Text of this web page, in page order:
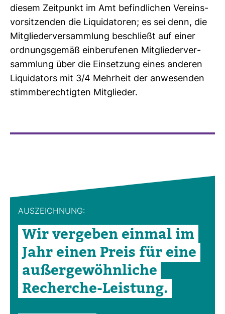
diesem Zeit­punkt im Amt befind­li­chen Ver­eins­
vor­sit­zenden die Liqui­da­toren; es sei denn, die
Mit­glie­der­ver­samm­lung beschließt auf einer
ord­nungs­gemäß ein­be­ru­fenen Mit­glie­der­ver­
samm­lung über die Ein­set­zung eines anderen
Liqui­da­tors mit 3/4 Mehr­heit der anwe­senden
stimm­be­rech­tigten Mit­glieder.
AUS­ZEICH­NUNG:
Wir ver­geben einmal im
Jahr einen Preis für eine
außer­ge­wöhn­liche
Recherche-​Leis­tung.